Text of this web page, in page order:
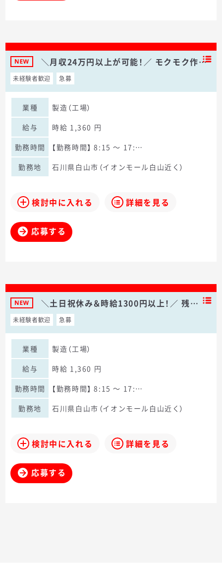
＼月収24万円以上が可能！／ モクモク作…
未経験者歓迎 急募
業種
製造（工場）
給与
時給 1,360 円
勤務時間
【勤務時間】 8:15 〜 17:…
勤務地
石川県白山市（イオンモール白山近く）
検討中に入れる 詳細を見る
応募する
＼土日祝休み＆時給1300円以上！／ 残…
未経験者歓迎 急募
業種
製造（工場）
給与
時給 1,360 円
勤務時間
【勤務時間】 8:15 〜 17:…
勤務地
石川県白山市（イオンモール白山近く）
検討中に入れる 詳細を見る
応募する